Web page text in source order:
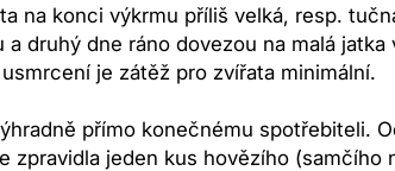
na konci výkrmu příliš velká, resp.
a druhý dne ráno dovezou na malá
je zátěž pro zvířata minimální.
přímo konečnému spotřebiteli.
zpravidla jeden kus hovězího (samčího